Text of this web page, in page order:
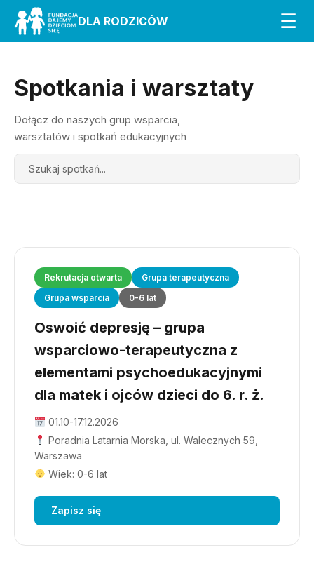
DLA RODZICÓW ☰
Spotkania i warsztaty
Dołącz do naszych grup wsparcia,
warsztatów i spotkań edukacyjnych
Search
Rekrutacja otwarta
Grupa terapeutyczna
Grupa wsparcia
0-6 lat
Oswoić depresję – grupa
wsparciowo-terapeutyczna z
elementami psychoedukacyjnymi
dla matek i ojców dzieci do 6. r. ż.
01.10-17.12.2026
Poradnia Latarnia Morska, ul. Walecznych 59,
Warszawa
Wiek: 0-6 lat
Zapisz się